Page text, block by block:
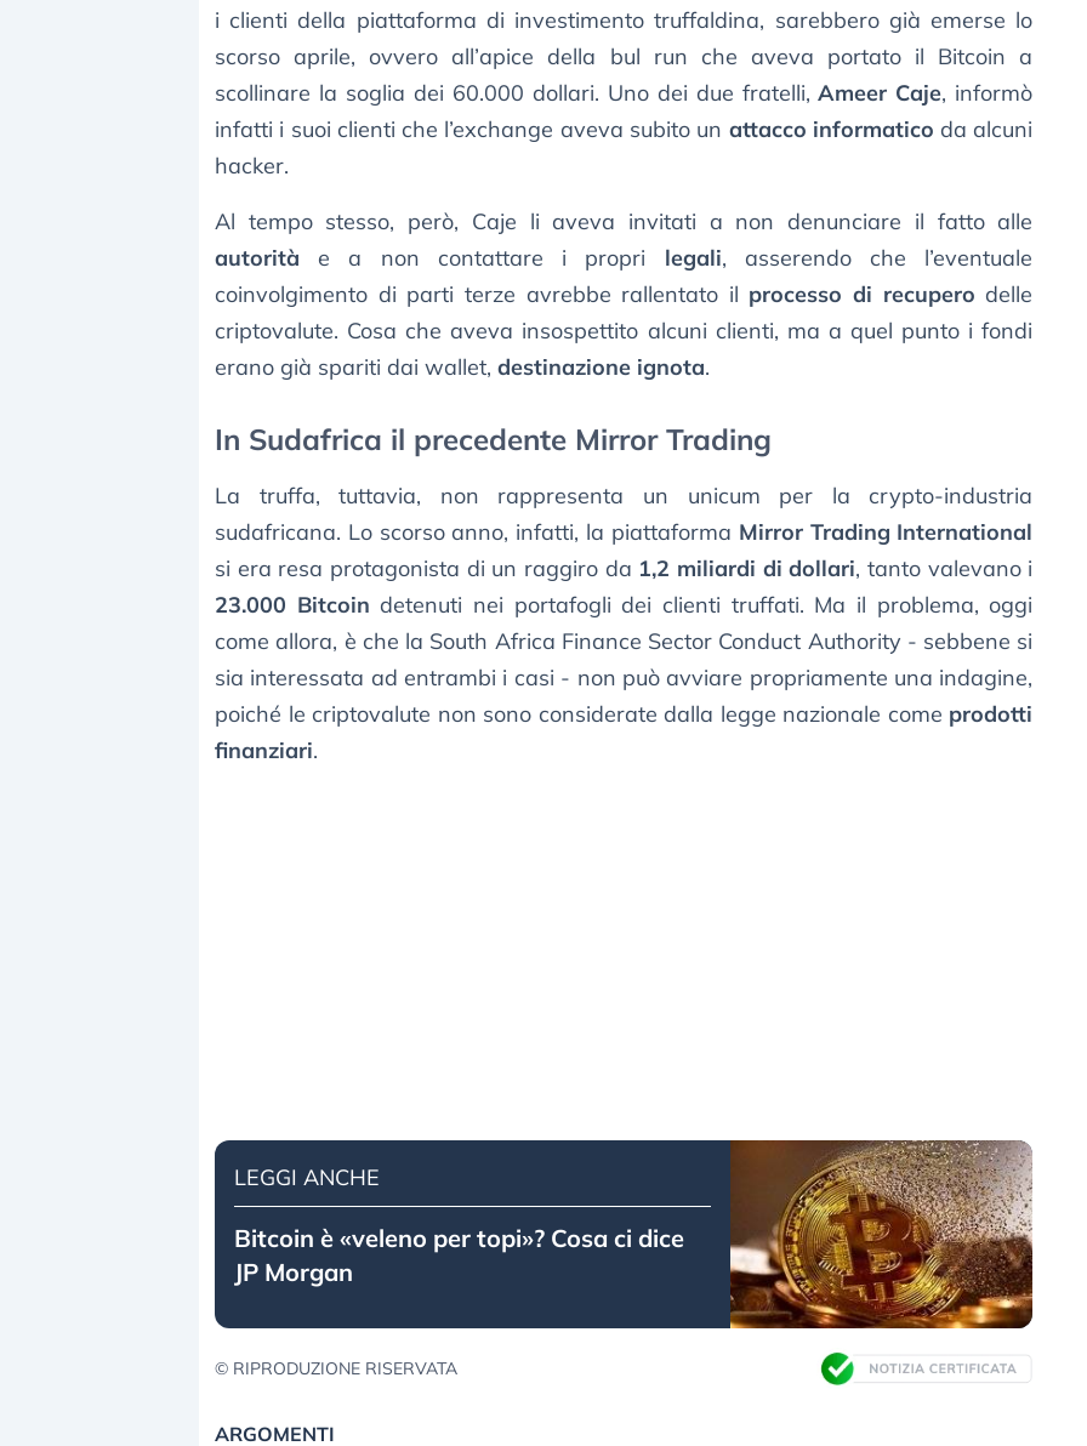
i clienti della piattaforma di investimento truffaldina, sarebbero già emerse lo
scorso aprile, ovvero all’apice della bul run che aveva portato il Bitcoin a
scollinare la soglia dei 60.000 dollari. Uno dei due fratelli,Ameer Caje, informò
infatti i suoi clienti che l’exchange aveva subito un attacco informatico da alcuni
hacker.
Al tempo stesso, però, Caje li aveva invitati a non denunciare il fatto alle
autorità e a non contattare i propri legali, asserendo che l’eventuale
coinvolgimento di parti terze avrebbe rallentato il processo di recupero delle
criptovalute. Cosa che aveva insospettito alcuni clienti, ma a quel punto i fondi
erano già spariti dai wallet, destinazione ignota.
In Sudafrica il precedente Mirror Trading
La truffa, tuttavia, non rappresenta un unicum per la crypto-industria
sudafricana. Lo scorso anno, infatti, la piattaforma Mirror Trading International
si era resa protagonista di un raggiro da 1,2 miliardi di dollari, tanto valevano i
23.000 Bitcoin detenuti nei portafogli dei clienti truffati. Ma il problema, oggi
come allora, è che la South Africa Finance Sector Conduct Authority - sebbene si
sia interessata ad entrambi i casi - non può avviare propriamente una indagine,
poiché le criptovalute non sono considerate dalla legge nazionale come prodotti
finanziari.
LEGGI ANCHE
Bitcoin è «veleno per topi»? Cosa ci dice
JP Morgan
© RIPRODUZIONE RISERVATA
ARGOMENTI